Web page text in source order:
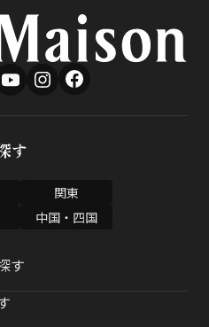
す
関東
中国・四国
す